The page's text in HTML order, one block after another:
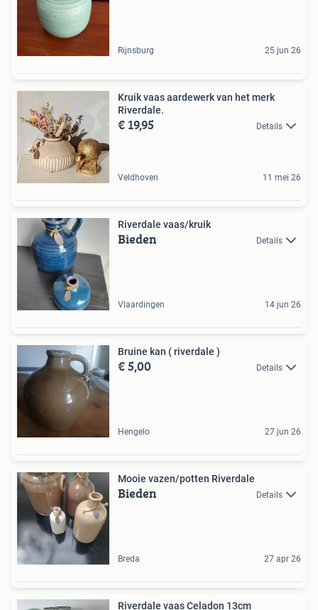
Rijnsburg 25 jun 26
Kruik vaas aardewerk van het merk
Riverdale.
€ 19,95 Details
Veldhoven 11 mei 26
Riverdale vaas/kruik
Bieden Details
Vlaardingen 14 jun 26
Bruine kan ( riverdale )
€ 5,00 Details
Hengelo 27 jun 26
Mooie vazen/potten Riverdale
Bieden Details
Breda 27 apr 26
Riverdale vaas Celadon 13cm